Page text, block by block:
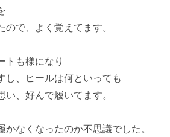
ので、よく覚えてます。
ト も様になり
し、 ヒールは何といっても
い、好んで履いてます。
かなくなったのか不思議でした。